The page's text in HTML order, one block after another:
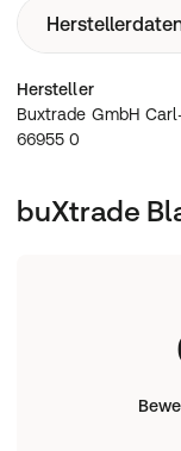
Fett
davon
davon mehrfach
Fettsäuren
Salz
0,05kg
Buxtrade GmbH
Tel.: 04161
Hersteller
Buxtrade GmbH
66955 0
buXtrade